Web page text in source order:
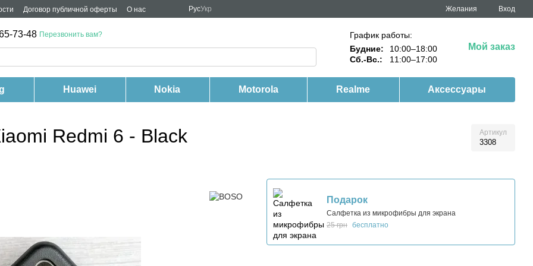
Договор публичной оферты О нас РусУкр Желания Вход
73-48 Перезвонить вам?
График работы:
Будние:
10:00–18:00
Сб.-Вс.:
11:00–17:00
Мой заказ
Huawei Nokia Motorola Realme Аксессуары
Redmi 6 - Black Артикул
3308
Подарок
Салфетка из микрофибры для экрана
25 грн бесплатно